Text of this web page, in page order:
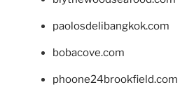
paolosdelibangkok.com
bobacove.com
phoone24brookfield.com